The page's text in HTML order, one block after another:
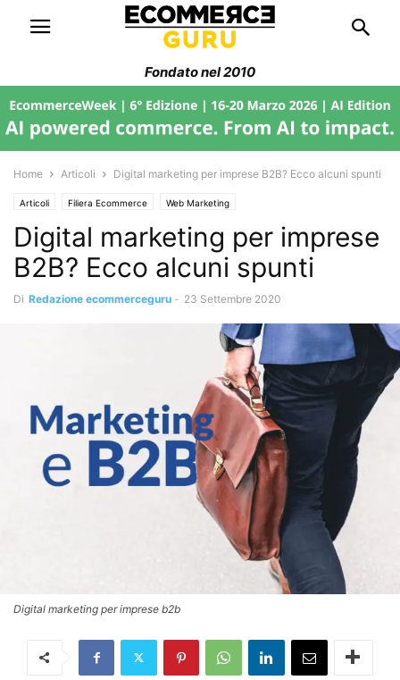
Fondato nel 2010
Home Articoli Digital marketing per imprese B2B? Ecco alcuni spunti
Articoli Filiera Ecommerce Web Marketing
Digital marketing per imprese
B2B? Ecco alcuni spunti
Di Redazione ecommerceguru - 23 Settembre 2020
Digital marketing per imprese b2b